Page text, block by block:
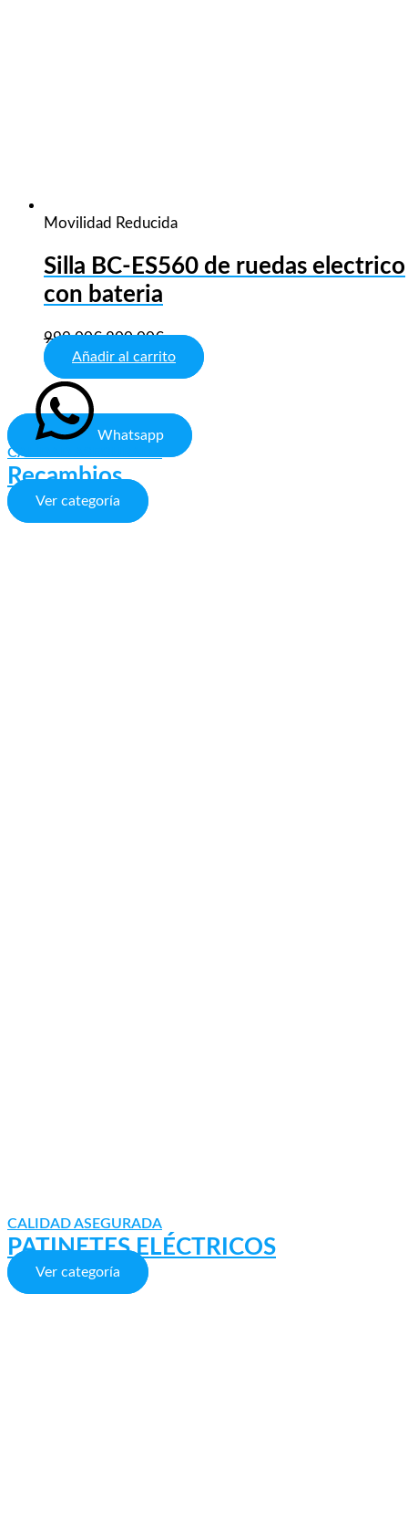
Movilidad Reducida
Silla BC-ES560 de ruedas electrico
con bateria
999,00€ 800,00€
Añadir al carrito
Whatsapp
CALIDAD ASEGURADA
Recambios
Ver categoría
CALIDAD ASEGURADA
PATINETES ELÉCTRICOS
Ver categoría